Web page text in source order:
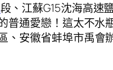
段、江蘇G15沈海高速
普通愛戀！這太不水
、安徽省蚌埠市禹會